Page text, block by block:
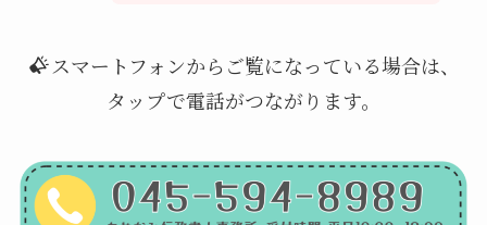
スマートフォンからご覧になっている場合は、
タップで電話がつながります。